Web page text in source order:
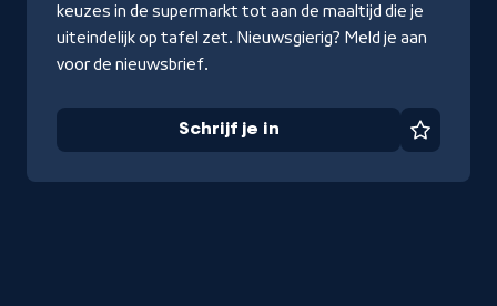
keuzes in de supermarkt tot aan de maaltijd die je
uiteindelijk op tafel zet. Nieuwsgierig? Meld je aan
voor de nieuwsbrief.
Schrijf je in